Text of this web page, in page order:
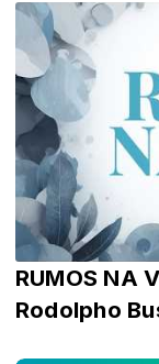
RUMOS NA
Rodolpho